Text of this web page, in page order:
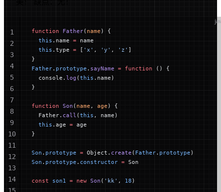
function Father( name ) {
  this
.name = name
  this
.type = [ 'x' , 'y' , 'z' ]
}
Father. prototype . sayName = function () {
  console.
log (this .name)
}
function Son ( name , age ) {
  Father.
call (this , name)
  this
.age = age
}
Son . prototype = Object. create ( Father. prototype )
Son . prototype . constructor = Son
const son1 = new Son ( 'kk' , 18 )
1
2
3
4
5
6
7
8
9
10
11
12
13
14
15